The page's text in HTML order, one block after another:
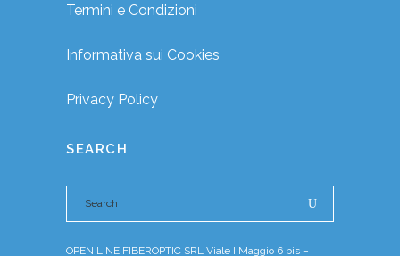
Termini e Condizioni
Informativa sui Cookies
Privacy Policy
SEARCH
OPEN LINE FIBEROPTIC SRL Viale I Maggio 6 bis –